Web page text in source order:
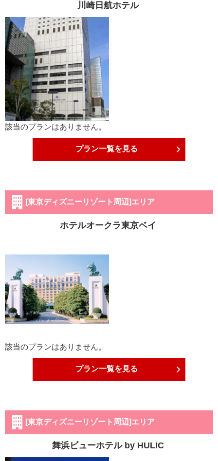
川崎日航ホテル
該当のプランはありません。
プラン一覧を見る
[東京ディズニーリゾート周辺]エリア
ホテルオークラ東京ベイ
該当のプランはありません。
プラン一覧を見る
[東京ディズニーリゾート周辺]エリア
舞浜ビューホテル by HULIC